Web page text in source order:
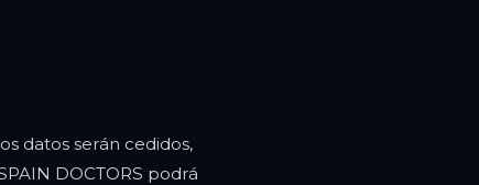
datos serán cedidos,
DOCTORS podrá